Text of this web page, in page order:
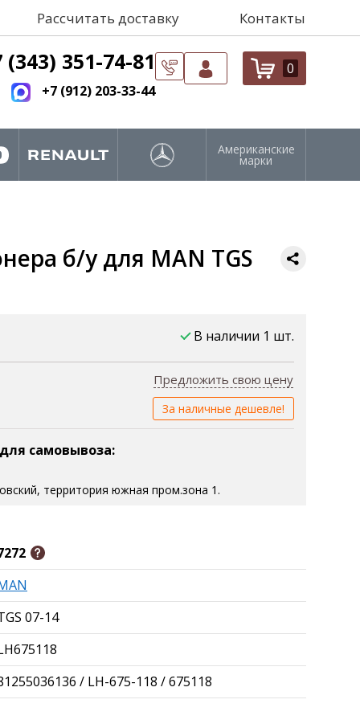
Рассчитать доставку Контакты
(343) 351-74-81
+7 (912) 203-33-44
0
Американские
марки
б/у для MAN TGS
В наличии 1 шт.
Предложить свою цену
За наличные дешевле!
самовывоза:
территория южная пром.зона 1.
07-14
/ LH-675-118 / 675118